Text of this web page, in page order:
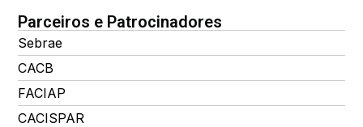
Parceiros e Patrocinadores
Sebrae
CACB
FACIAP
CACISPAR